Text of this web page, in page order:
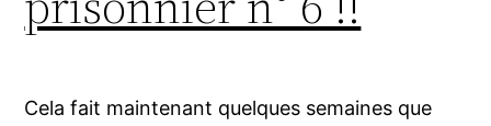
Cela fait maintenant quelques semaines que